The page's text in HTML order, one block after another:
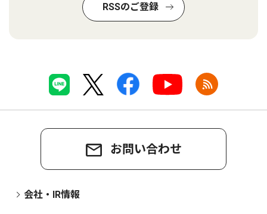
RSSのご登録
お問い合わせ
会社・IR情報